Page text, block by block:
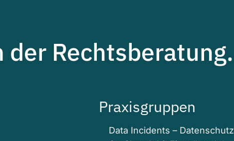
der Rechtsberatung.
Praxisgruppen
Data Incidents – Datenschutz